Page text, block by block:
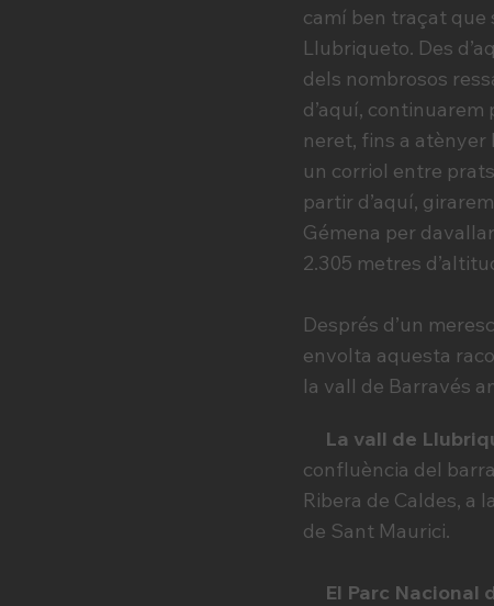
camí ben traçat que
Llubriqueto. Des
dels nombrosos
d’aquí,
neret, fins a atènyer
un corriol entre
partir d’aquí,
Gémena per
2.305 metres
Després d’un
envolta aquesta
la vall de Barravés
La vall de
confluència del
Ribera de Caldes, a
de Sant Maurici.
El Parc Nacional